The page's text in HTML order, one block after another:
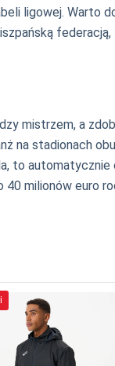
ligowej.
mistrzem, a
na stadionach
to
milionów euro